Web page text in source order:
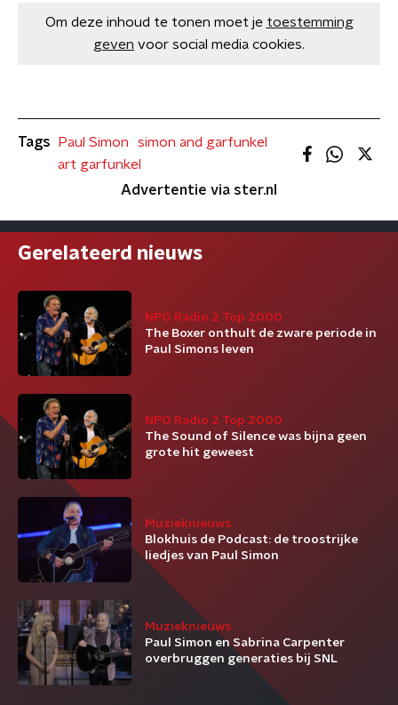
Om deze inhoud te tonen moet je toestemming
geven voor social media cookies.
Tags Paul Simon
simon and garfunkel
art garfunkel
Advertentie via ster.nl
Gerelateerd nieuws
NPO Radio 2 Top 2000
The Boxer onthult de zware periode in
Paul Simons leven
NPO Radio 2 Top 2000
The Sound of Silence was bijna geen
grote hit geweest
Muzieknieuws
Blokhuis de Podcast: de troostrijke
liedjes van Paul Simon
Muzieknieuws
Paul Simon en Sabrina Carpenter
overbruggen generaties bij SNL